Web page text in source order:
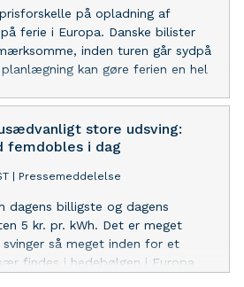
på opladning af
ferie i Europa. Danske bilister
inden turen går sydpå
kan gøre ferien en hel
store udsving:
femdobles i dag
| Pressemeddelelse
dagens billigste og dagens
5 kr. pr. kWh. Det er meget
så meget inden for et
findes i hedebølgen i Europa.